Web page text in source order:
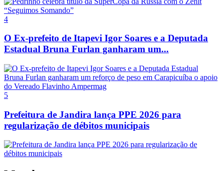
4
O Ex-prefeito de Itapevi Igor Soares e a Deputada
Estadual Bruna Furlan ganharam um...
5
Prefeitura de Jandira lança PPE 2026 para
regularização de débitos municipais